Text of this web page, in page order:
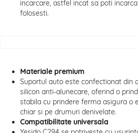
incarcare, astfel incat sa poti
folosesti.
Materiale premium
Suportul auto este confectionat din
silicon anti-alunecare, oferind o
stabila cu prindere ferma asigura o
chiar si pe drumuri denivelate.
Compatibilitate universala